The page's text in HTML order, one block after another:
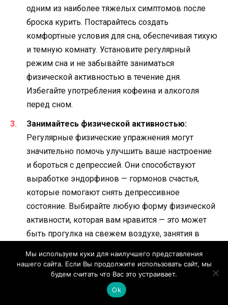
одним из наиболее тяжелых симптомов после
броска курить. Постарайтесь создать
комфортные условия для сна, обеспечивая тихую
и темную комнату. Установите регулярный
режим сна и не забывайте заниматься
физической активностью в течение дня.
Избегайте употребления кофеина и алкоголя
перед сном.
Занимайтесь физической активностью:
Регулярные физические упражнения могут
значительно помочь улучшить ваше настроение
и бороться с депрессией. Они способствуют
выработке эндорфинов — гормонов счастья,
которые помогают снять депрессивное
состояние. Выбирайте любую форму физической
активности, которая вам нравится — это может
быть прогулка на свежем воздухе, занятия в
небольших нагрузок и увеличивайте их
постепенно.
Мы используем куки для наилучшего представления
нашего сайта. Если Вы продолжите использовать сайт, мы
будем считать что Вас это устраивает.
Ok